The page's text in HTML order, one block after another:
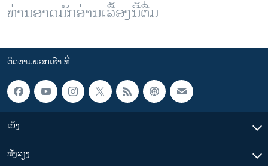
ທ່ານອາດມັກອ່ານເລື້ອງນີ້ຕື່ມ
ຕິດຕາມພວກເຮົາ ທີ່
ເບິ່ງ
ຟັງສຽງ